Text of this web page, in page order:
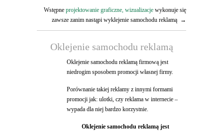
Wstępne projektowanie graficzne, wizualizacje wykonuje się
zawsze zanim nastąpi wyklejenie samochodu reklamą →
Oklejenie samochodu reklamą
Oklejenie samochodu reklamą firmową jest
niedrogim sposobem promocji własnej firmy.
Porównanie takiej reklamy z innymi formami
promocji jak: ulotki, czy reklama w internecie –
wypada dla niej bardzo korzystnie.
Oklejenie samochodu reklamą jest